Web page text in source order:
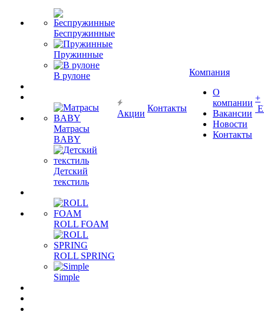
Беспружинные
Пружинные
В рулоне
Матрасы
BABY
Детский
текстиль
ROLL FOAM
ROLL SPRING
Simple
Акции
Контакты
Компания
О
компании
Вакансии
Новости
Контакты
+